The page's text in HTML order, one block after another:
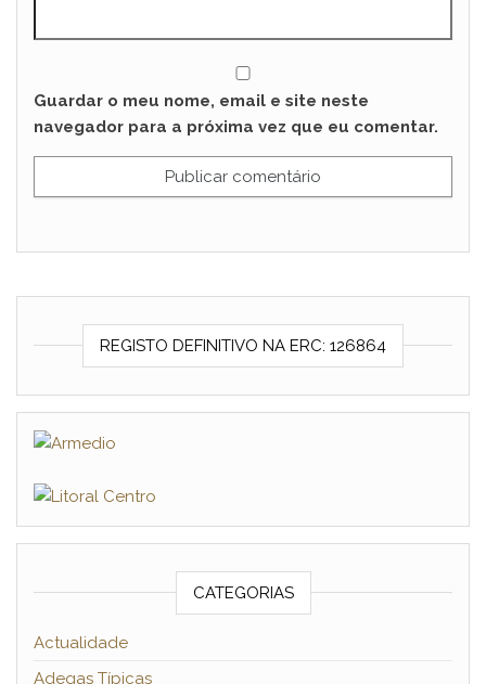
Guardar o meu nome, email e site neste
navegador para a próxima vez que eu comentar.
REGISTO DEFINITIVO NA ERC: 126864
CATEGORIAS
Actualidade
Adegas Típicas